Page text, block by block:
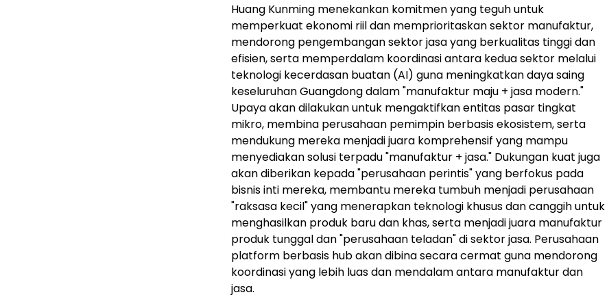
Huang Kunming menekankan komitmen yang teguh untuk
memperkuat ekonomi riil dan memprioritaskan sektor manufaktur,
mendorong pengembangan sektor jasa yang berkualitas tinggi dan
efisien, serta memperdalam koordinasi antara kedua sektor melalui
teknologi kecerdasan buatan (AI) guna meningkatkan daya saing
keseluruhan Guangdong dalam "manufaktur maju + jasa modern."
Upaya akan dilakukan untuk mengaktifkan entitas pasar tingkat
mikro, membina perusahaan pemimpin berbasis ekosistem, serta
mendukung mereka menjadi juara komprehensif yang mampu
menyediakan solusi terpadu "manufaktur + jasa." Dukungan kuat juga
akan diberikan kepada "perusahaan perintis" yang berfokus pada
bisnis inti mereka, membantu mereka tumbuh menjadi perusahaan
"raksasa kecil" yang menerapkan teknologi khusus dan canggih untuk
menghasilkan produk baru dan khas, serta menjadi juara manufaktur
produk tunggal dan "perusahaan teladan" di sektor jasa. Perusahaan
platform berbasis hub akan dibina secara cermat guna mendorong
koordinasi yang lebih luas dan mendalam antara manufaktur dan
jasa.